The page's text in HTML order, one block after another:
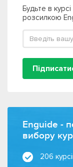
Будьте в курсі
розсилкою
Enguide -
вибору
206